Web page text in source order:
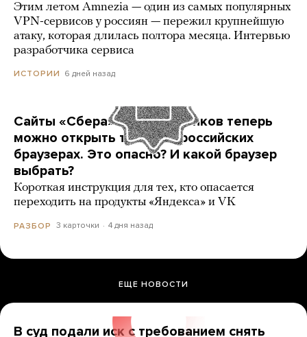
Этим летом Amnezia — один из самых популярных
VPN-сервисов у россиян — пережил крупнейшую
атаку, которая длилась полтора месяца. Интервью
разработчика сервиса
ИСТОРИИ 6 дней назад
Сайты «Сбера» и других банков теперь
можно открыть только в российских
браузерах. Это опасно? И какой браузер
выбрать?
Короткая инструкция для тех, кто опасается
переходить на продукты «Яндекса» и VK
РАЗБОР 3 карточки 4 дня назад
ЕЩЕ НОВОСТИ
В суд подали иск с требованием снять